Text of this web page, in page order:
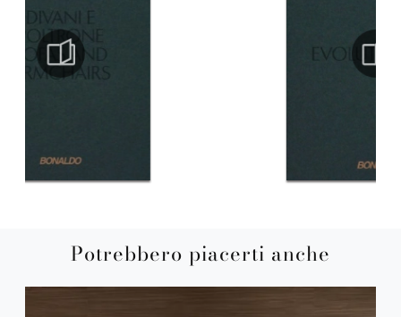
Potrebbero piacerti anche